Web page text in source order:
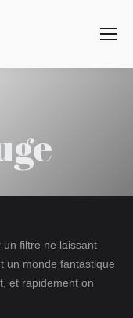
Search:
un filtre ne laissant
un monde fantastique
et rapidement on